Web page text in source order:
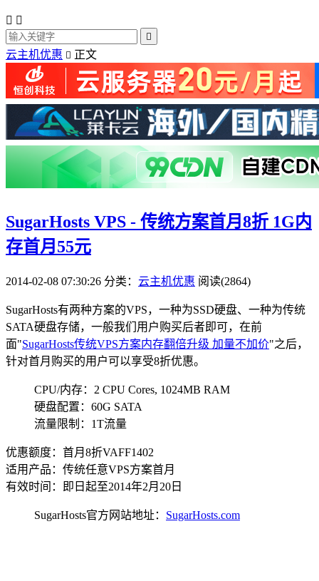
 

云主机优惠  正文
SugarHosts VPS - 传统方案首月8折 1G内
存首月55元
2014-02-08 07:30:26 分类： 云主机优惠 阅读(2864)
SugarHosts有两种方案的VPS，一种为SSD硬盘、一种为传统
SATA硬盘存储，一般我们用户购买后者即可，在前
面"SugarHosts传统VPS方案内存翻倍升级 加量不加价"之后，
针对首月购买的用户可以享受8折优惠。
CPU/内存：2 CPU Cores, 1024MB RAM
硬盘配置：60G SATA
流量限制：1T流量
优惠额度：首月8折VAFF1402
适用产品：传统任意VPS方案首月
有效时间：即日起至2014年2月20日
SugarHosts官方网站地址： SugarHosts.com